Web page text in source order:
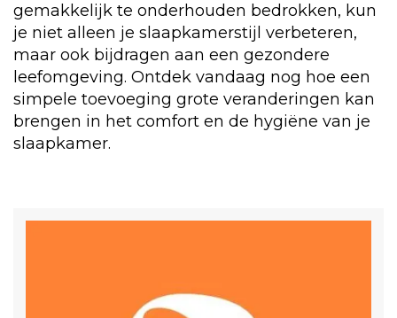
gemakkelijk te onderhouden bedrokken, kun
je niet alleen je slaapkamerstijl verbeteren,
maar ook bijdragen aan een gezondere
leefomgeving. Ontdek vandaag nog hoe een
simpele toevoeging grote veranderingen kan
brengen in het comfort en de hygiëne van je
slaapkamer.